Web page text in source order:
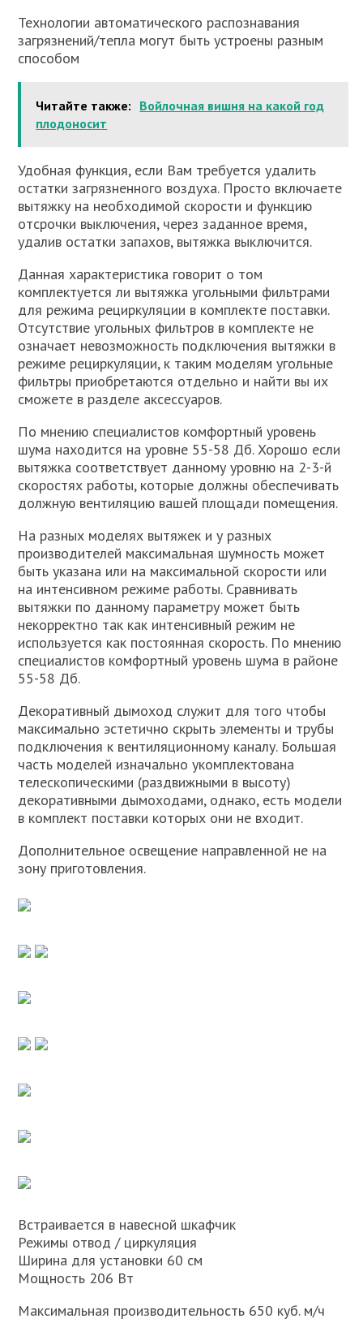
Технологии автоматического распознавания
загрязнений/тепла могут быть устроены разным
способом
Читайте также: Войлочная вишня на какой год
плодоносит
Удобная функция, если Вам требуется удалить
остатки загрязненного воздуха. Просто включаете
вытяжку на необходимой скорости и функцию
отсрочки выключения, через заданное время,
удалив остатки запахов, вытяжка выключится.
Данная характеристика говорит о том
комплектуется ли вытяжка угольными фильтрами
для режима рециркуляции в комплекте поставки.
Отсутствие угольных фильтров в комплекте не
означает невозможность подключения вытяжки в
режиме рециркуляции, к таким моделям угольные
фильтры приобретаются отдельно и найти вы их
сможете в разделе аксессуаров.
По мнению специалистов комфортный уровень
шума находится на уровне 55-58 Дб. Хорошо если
вытяжка соответствует данному уровню на 2-3-й
скоростях работы, которые должны обеспечивать
должную вентиляцию вашей площади помещения.
На разных моделях вытяжек и у разных
производителей максимальная шумность может
быть указана или на максимальной скорости или
на интенсивном режиме работы. Сравнивать
вытяжки по данному параметру может быть
некорректно так как интенсивный режим не
используется как постоянная скорость. По мнению
специалистов комфортный уровень шума в районе
55-58 Дб.
Декоративный дымоход служит для того чтобы
максимально эстетично скрыть элементы и трубы
подключения к вентиляционному каналу. Большая
часть моделей изначально укомплектована
телескопическими (раздвижными в высоту)
декоративными дымоходами, однако, есть модели
в комплект поставки которых они не входит.
Дополнительное освещение направленной не на
зону приготовления.
Встраивается в навесной шкафчик
Режимы отвод / циркуляция
Ширина для установки 60 см
Мощность 206 Вт
Максимальная производительность 650 куб. м/ч